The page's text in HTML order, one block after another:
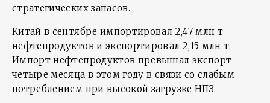
стратегических запасов.
Китай в сентябре импортировал 2,47 млн т
нефтепродуктов и экспортировал 2,15 млн т.
Импорт нефтепродуктов превышал экспорт
четыре месяца в этом году в связи со слабым
потреблением при высокой загрузке НПЗ.